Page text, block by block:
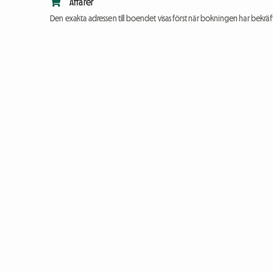
Den exakta adressen till boendet visas först när bokningen har